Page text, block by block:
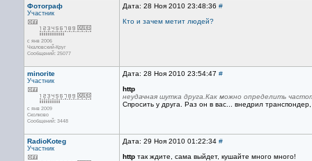
Фотограф
Участник
с янв 2006
Чкаловский-Круг
Сообщений: 25077
Дата: 28 Ноя 2010 23:48:36 #
Кто и зачем метит людей?
minorite
Участник
с янв 2009
Сколково
Сообщений: 3448
Дата: 28 Ноя 2010 23:54:47 #
http
неудачная шутка друга.Как можно определить
Спросить у друга. Раз он в вас... внедрил
RadioKoteg
Участник
Дата: 29 Ноя 2010 01:22:34 #
http так ждите, сама выйдет, кушайте много много!